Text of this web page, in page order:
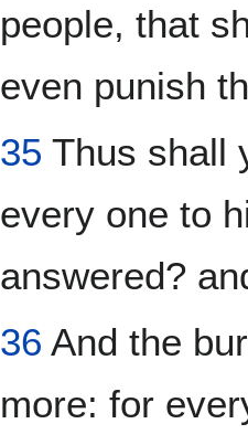
people, that
even punish
35 Thus shall
every one to
answered?
36 And the
more: for